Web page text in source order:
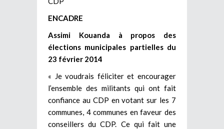
ENCADRE
Assimi Kouanda à propos des
élections municipales partielles du
23 février 2014
« Je voudrais féliciter et encourager
l’ensemble des militants qui ont fait
confiance au CDP en votant sur les 7
communes, 4 communes en faveur des
conseillers du CDP. Ce qui fait une